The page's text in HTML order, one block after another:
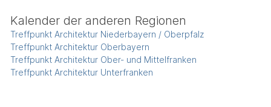
Kalender der anderen Regionen
Treffpunkt Architektur Niederbayern / Oberpfalz
Treffpunkt Architektur Oberbayern
Treffpunkt Architektur Ober- und Mittelfranken
Treffpunkt Architektur Unterfranken